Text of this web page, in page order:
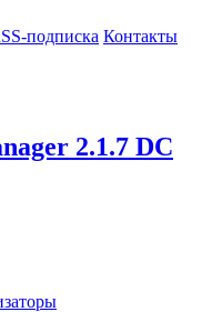
подписка Контакты
2.1.7 DC